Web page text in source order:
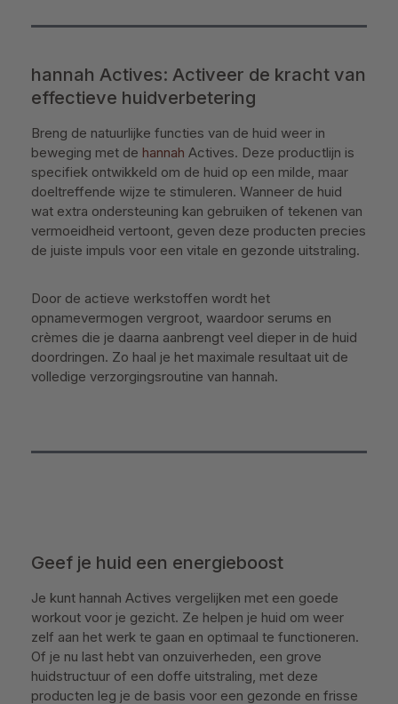
hannah Actives: Activeer de kracht van
effectieve huidverbetering
Breng de natuurlijke functies van de huid weer in
beweging met de hannah Actives. Deze productlijn is
specifiek ontwikkeld om de huid op een milde, maar
doeltreffende wijze te stimuleren. Wanneer de huid
wat extra ondersteuning kan gebruiken of tekenen van
vermoeidheid vertoont, geven deze producten precies
de juiste impuls voor een vitale en gezonde uitstraling.
Door de actieve werkstoffen wordt het
opnamevermogen vergroot, waardoor serums en
crèmes die je daarna aanbrengt veel dieper in de huid
doordringen. Zo haal je het maximale resultaat uit de
volledige verzorgingsroutine van hannah.
Geef je huid een energieboost
Je kunt hannah Actives vergelijken met een goede
workout voor je gezicht. Ze helpen je huid om weer
zelf aan het werk te gaan en optimaal te functioneren.
Of je nu last hebt van onzuiverheden, een grove
huidstructuur of een doffe uitstraling, met deze
producten leg je de basis voor een gezonde en frisse